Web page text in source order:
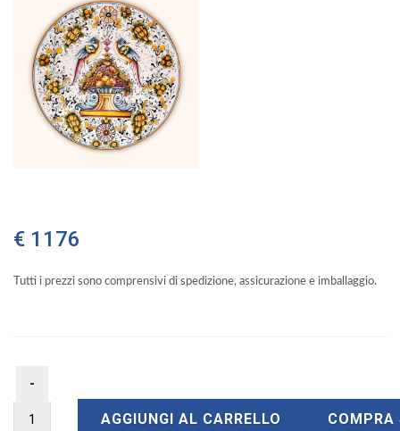
€ 1176
Tutti i prezzi sono comprensivi di spedizione, assicurazione e imballaggio.
AGGIUNGI AL CARRELLO COMPRA